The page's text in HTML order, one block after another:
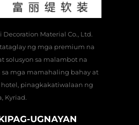
Material Co., Ltd.
ng mga premium na
solusyon sa malambot na
sa mga mamahaling bahay at
pinagkakatiwalaan ng
Kyriad.
UGNAYAN